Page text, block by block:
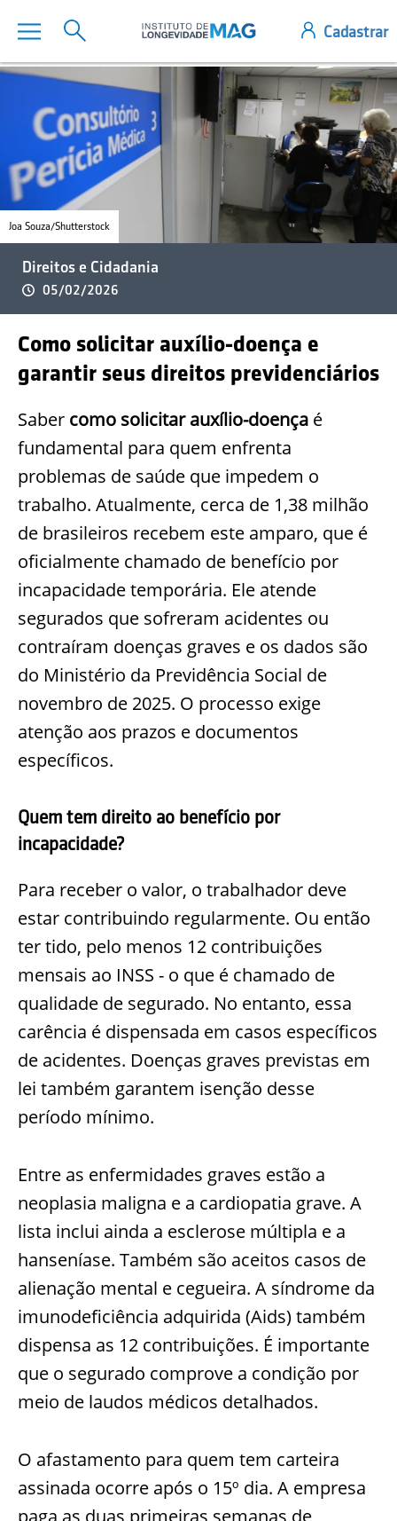
Joa Souza/Shutterstock
Direitos e Cidadania
05/02/2026
Como solicitar auxílio-doença e
garantir seus direitos previdenciários
Saber como solicitar auxílio-doença é
fundamental para quem enfrenta
problemas de saúde que impedem o
trabalho. Atualmente, cerca de 1,38 milhão
de brasileiros recebem este amparo, que é
oficialmente chamado de benefício por
incapacidade temporária. Ele atende
segurados que sofreram acidentes ou
contraíram doenças graves e os dados são
do Ministério da Previdência Social de
novembro de 2025. O processo exige
atenção aos prazos e documentos
específicos.
Quem tem direito ao benefício por
incapacidade?
Para receber o valor, o trabalhador deve
estar contribuindo regularmente. Ou então
ter tido, pelo menos 12 contribuições
mensais ao INSS - o que é chamado de
qualidade de segurado. No entanto, essa
carência é dispensada em casos específicos
de acidentes. Doenças graves previstas em
lei também garantem isenção desse
período mínimo.
Entre as enfermidades graves estão a
neoplasia maligna e a cardiopatia grave. A
lista inclui ainda a esclerose múltipla e a
hanseníase. Também são aceitos casos de
alienação mental e cegueira. A síndrome da
imunodeficiência adquirida (Aids) também
dispensa as 12 contribuições. É importante
que o segurado comprove a condição por
meio de laudos médicos detalhados.
O afastamento para quem tem carteira
assinada ocorre após o 15º dia. A empresa
paga as duas primeiras semanas de